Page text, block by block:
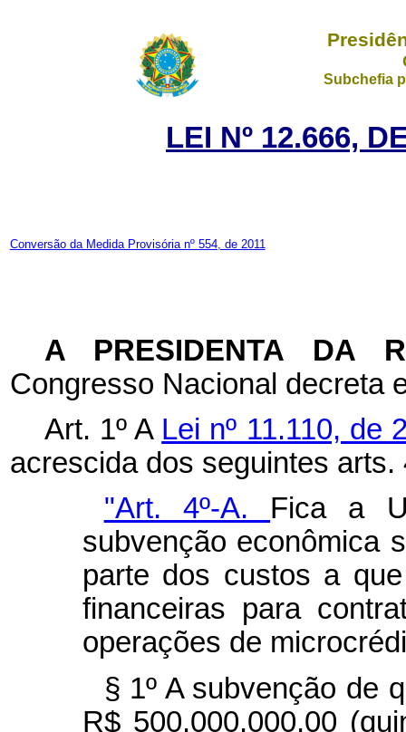
Subchefia
LEI Nº 12.666,
Conversão da Medida Provisória nº 554, de 2011
A PRESIDENTA DA
Congresso Nacional decreta
Art. 1º A Lei nº 11.110, de
acrescida dos seguintes arts.
"Art. 4º-A. Fica a
subvenção econômica
parte dos custos a
financeiras para
operações de
§ 1º A subvenção de
R$ 500.000.000,00